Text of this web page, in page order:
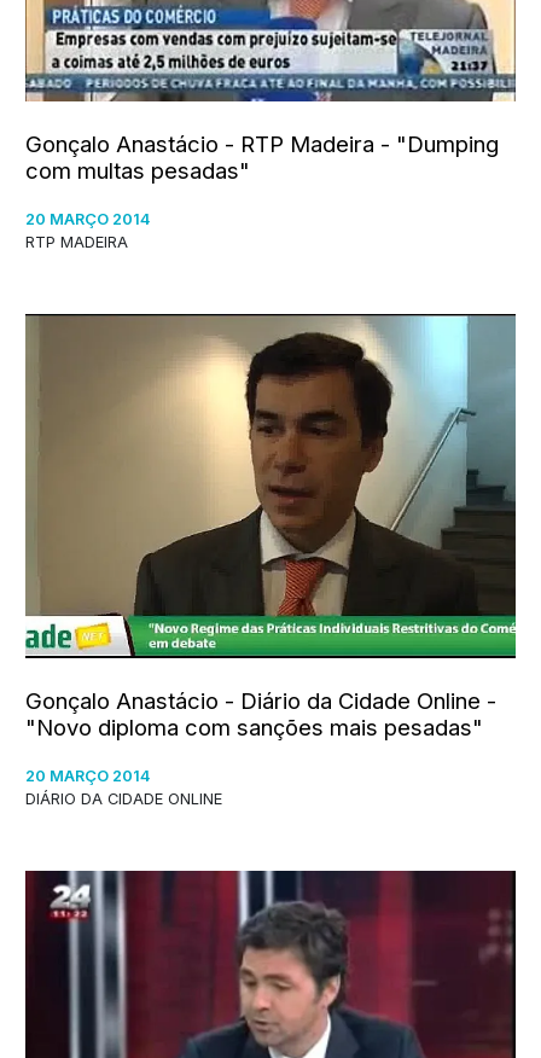
Gonçalo Anastácio - RTP Madeira - "Dumping
com multas pesadas"
20 MARÇO 2014
RTP MADEIRA
Gonçalo Anastácio - Diário da Cidade Online -
"Novo diploma com sanções mais pesadas"
20 MARÇO 2014
DIÁRIO DA CIDADE ONLINE